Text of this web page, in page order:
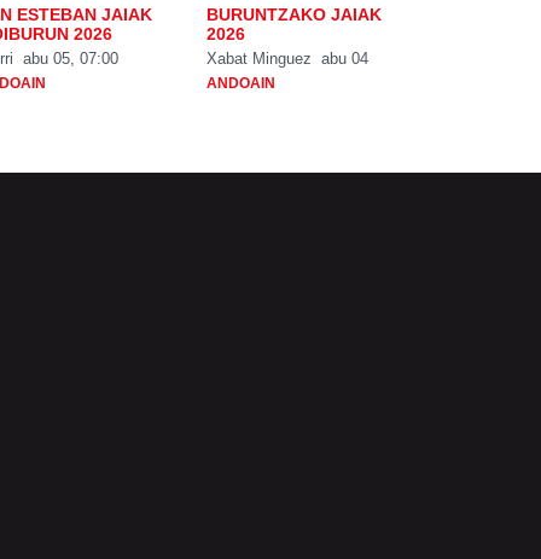
ESTEBAN JAIAK
2026
abu 05, 07:00
BURUNTZAKO JAIAK
2026
Xabat Minguez abu 04
ANDOAIN